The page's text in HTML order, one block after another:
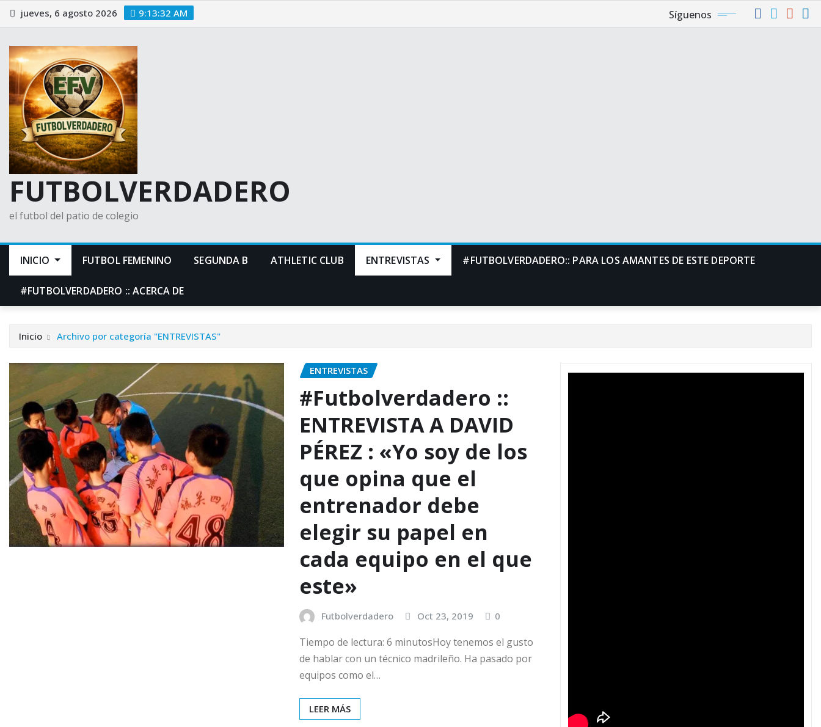
Saltar
al
jueves, 6 agosto 2026 9:13:33 AM Síguenos
FUTBOLVERDADERO
el futbol del patio de colegio
INICIO FUTBOL FEMENINO SEGUNDA B ATHLETIC CLUB ENTREVISTAS #FUTBOLVERDADERO:: PARA LOS AMANTES DE ESTE DEPORTE
#FUTBOLVERDADERO :: ACERCA DE
Inicio Archivo por categoría "ENTREVISTAS"
ENTREVISTAS
#Futbolverdadero ::
ENTREVISTA A DAVID
PÉREZ : «Yo soy de los
que opina que el
entrenador debe
elegir su papel en
cada equipo en el que
este»
Futbolverdadero Oct 23, 2019 0
Tiempo de lectura: 6 minutosHoy tenemos el gusto
de hablar con un técnico madrileño. Ha pasado por
equipos como el…
LEER MÁS